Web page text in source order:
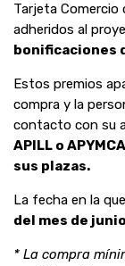
Tarjeta Comercio
adheridos al
bonificaciones
Estos premios
compra y la
contacto con su
APILL o
sus plazas.
La fecha en la
del mes de junio
* La compra